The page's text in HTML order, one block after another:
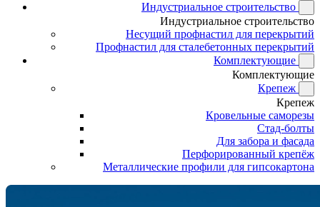
Индустриальное строительство
Индустриальное строительство
Несущий профнастил для перекрытий
Профнастил для сталебетонных перекрытий
Комплектующие
Комплектующие
Крепеж
Крепеж
Кровельные саморезы
Стад-болты
Для забора и фасада
Перфорированный крепёж
Металлические профили для гипсокартона